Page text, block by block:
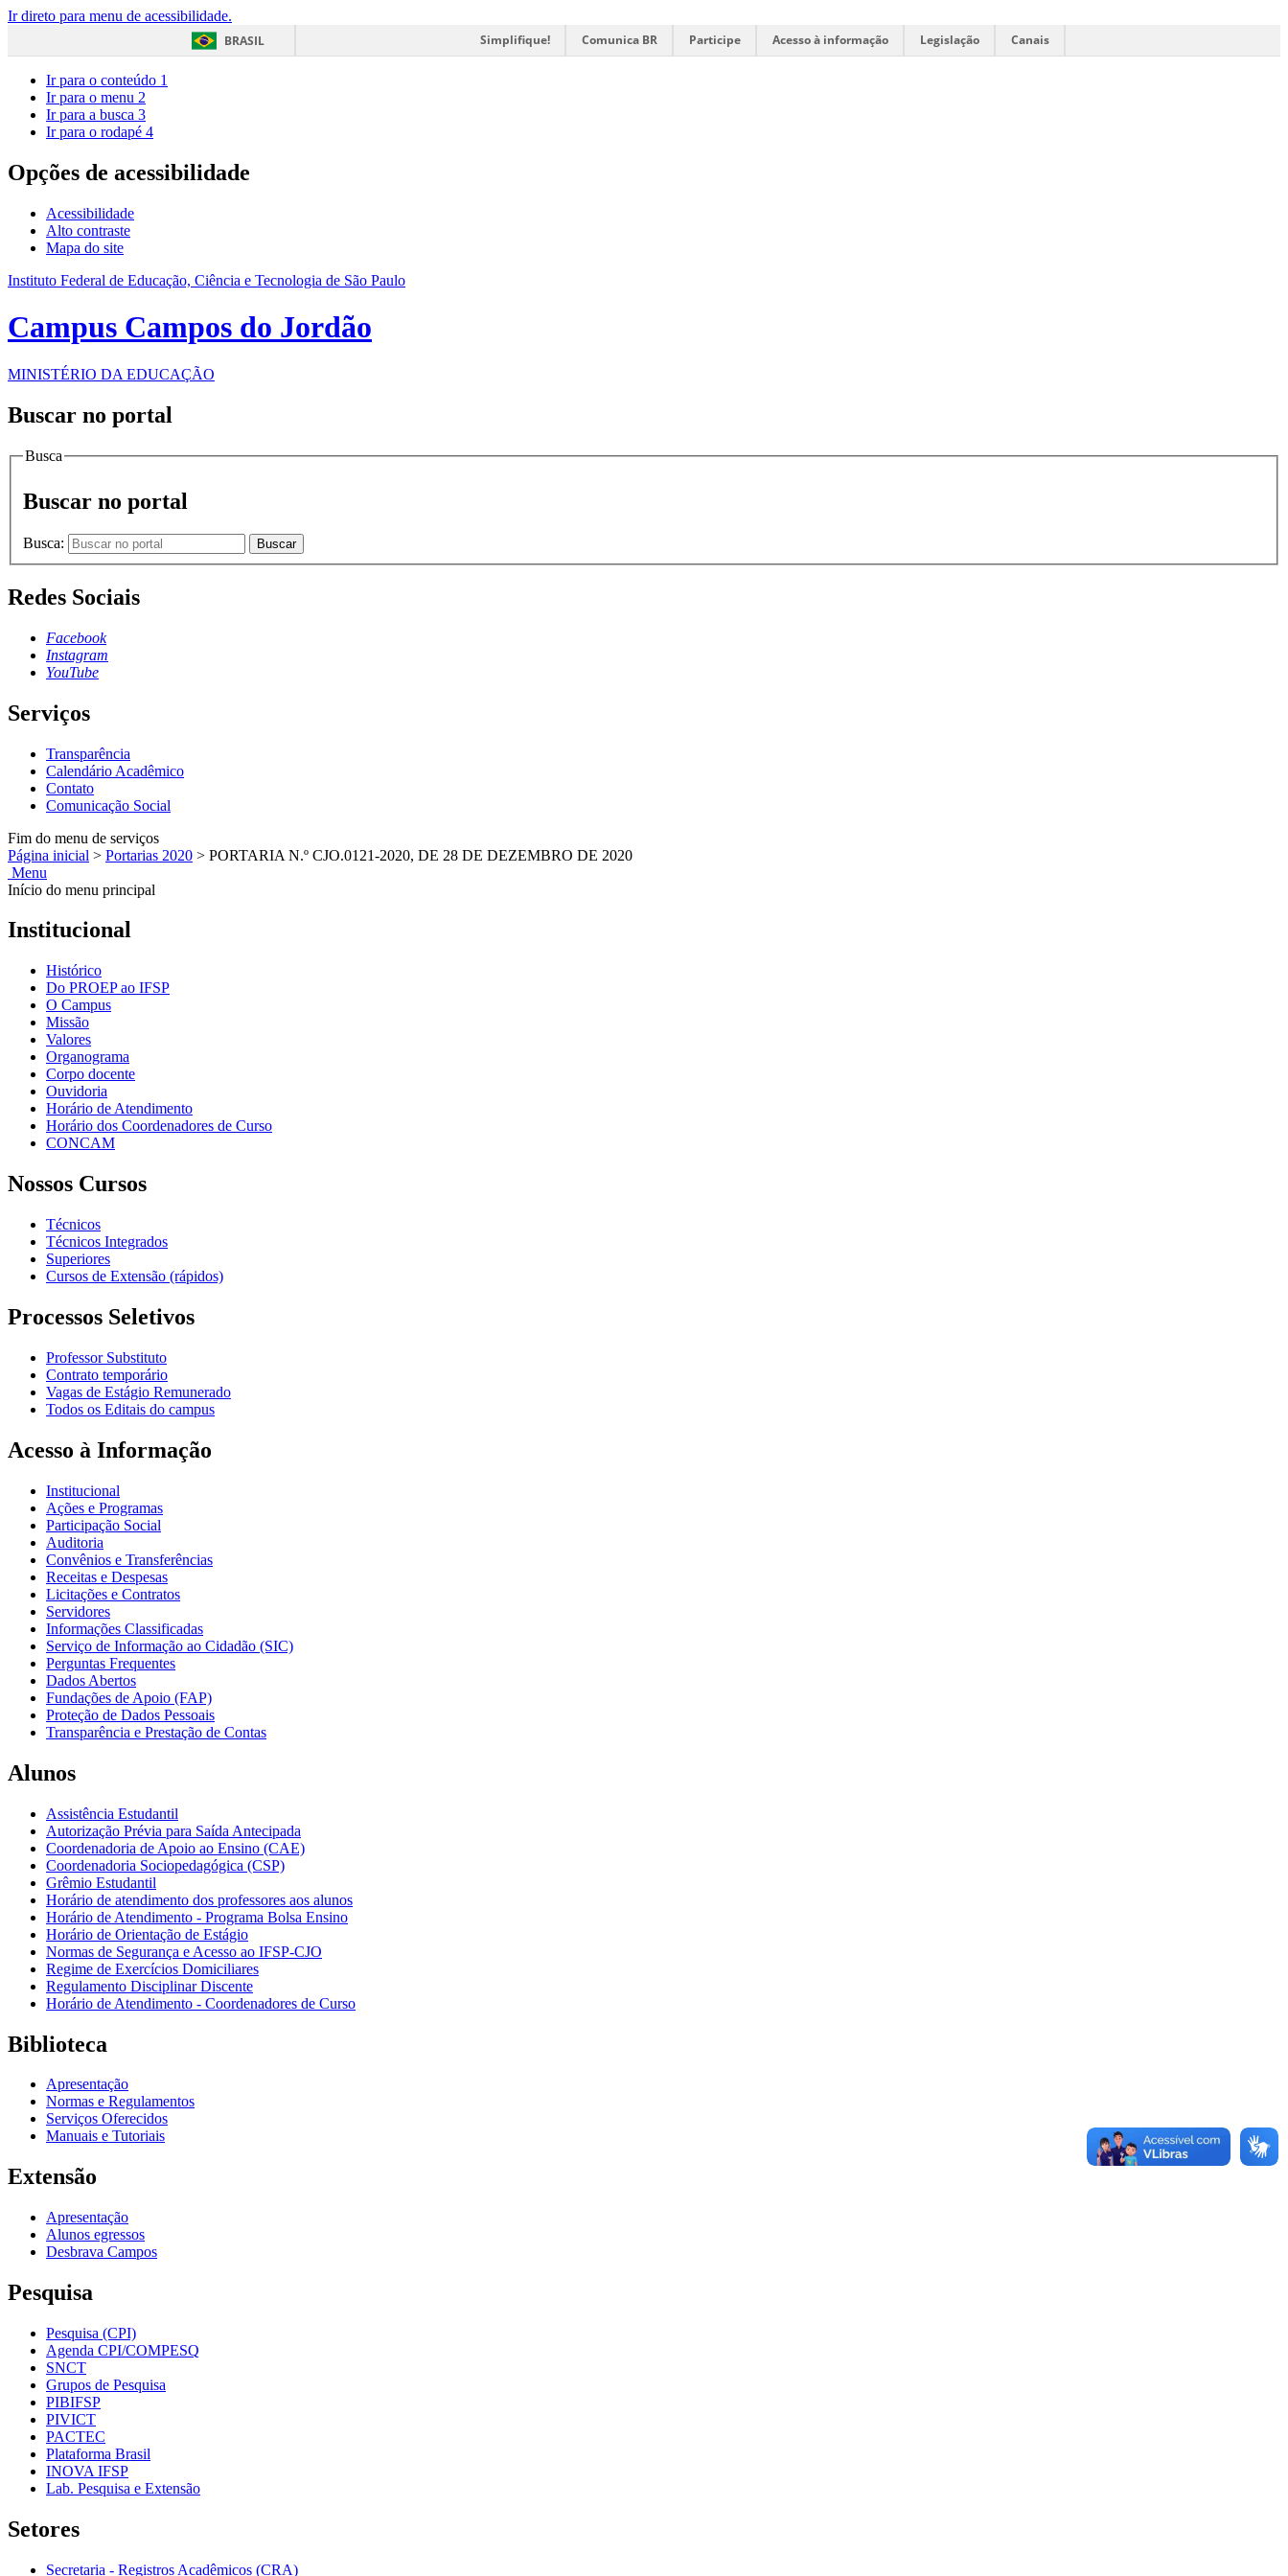
Ir direto para menu de acessibilidade.
BRASIL
Simplifique! Comunica BR Participe Acesso à informação Legislação Canais
Ir para o conteúdo 1
Ir para o menu 2
Ir para a busca 3
Ir para o rodapé 4
Opções de acessibilidade
Acessibilidade
Alto contraste
Mapa do site
Instituto Federal de Educação, Ciência e Tecnologia de São Paulo
Campus Campos do Jordão
MINISTÉRIO DA EDUCAÇÃO
Buscar no portal
Busca
Buscar no portal
Busca: Buscar
Redes Sociais
Facebook
Instagram
YouTube
Serviços
Transparência
Calendário Acadêmico
Contato
Comunicação Social
Fim do menu de serviços
Página inicial > Portarias 2020 > PORTARIA N.º CJO.0121-2020, DE 28 DE DEZEMBRO DE 2020
Menu
Início do menu principal
Institucional
Histórico
Do PROEP ao IFSP
O Campus
Missão
Valores
Organograma
Corpo docente
Ouvidoria
Horário de Atendimento
Horário dos Coordenadores de Curso
CONCAM
Nossos Cursos
Técnicos
Técnicos Integrados
Superiores
Cursos de Extensão (rápidos)
Processos Seletivos
Professor Substituto
Contrato temporário
Vagas de Estágio Remunerado
Todos os Editais do campus
Acesso à Informação
Institucional
Ações e Programas
Participação Social
Auditoria
Convênios e Transferências
Receitas e Despesas
Licitações e Contratos
Servidores
Informações Classificadas
Serviço de Informação ao Cidadão (SIC)
Perguntas Frequentes
Dados Abertos
Fundações de Apoio (FAP)
Proteção de Dados Pessoais
Transparência e Prestação de Contas
Alunos
Assistência Estudantil
Autorização Prévia para Saída Antecipada
Coordenadoria de Apoio ao Ensino (CAE)
Coordenadoria Sociopedagógica (CSP)
Grêmio Estudantil
Horário de atendimento dos professores aos alunos
Horário de Atendimento - Programa Bolsa Ensino
Horário de Orientação de Estágio
Normas de Segurança e Acesso ao IFSP-CJO
Regime de Exercícios Domiciliares
Regulamento Disciplinar Discente
Horário de Atendimento - Coordenadores de Curso
Biblioteca
Apresentação
Normas e Regulamentos
Serviços Oferecidos
Manuais e Tutoriais
Extensão
Apresentação
Alunos egressos
Desbrava Campos
Pesquisa
Pesquisa (CPI)
Agenda CPI/COMPESQ
SNCT
Grupos de Pesquisa
PIBIFSP
PIVICT
PACTEC
Plataforma Brasil
INOVA IFSP
Lab. Pesquisa e Extensão
Setores
Secretaria - Registros Acadêmicos (CRA)